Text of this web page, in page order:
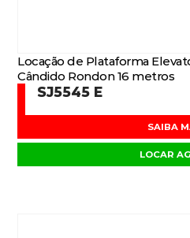
Locação de Plataforma
Cândido Rondon 16 metros
SJ5545 E
SAIBA
LOCAR